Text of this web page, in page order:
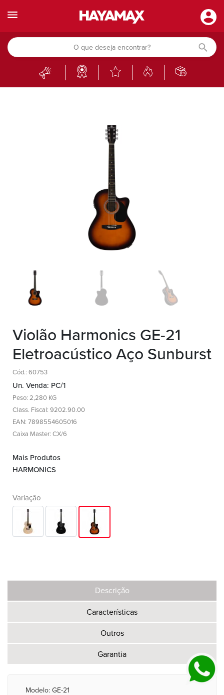
Violão Harmonics GE-21
Eletroacústico Aço Sunburst
Cód.: 60753
Un. Venda: PC/1
Peso: 2,280 KG
Class. Fiscal: 9202.90.00
EAN: 7898554605016
Caixa Master: CX/6
Mais Produtos
HARMONICS
Variação
Descrição
Características
Outros
Garantia
Modelo: GE-21